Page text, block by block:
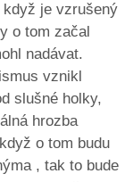
je vzrušený
o tom začal
nadávat.
vznikl
slušné holky,
hrozba
o tom budu
, tak to bude